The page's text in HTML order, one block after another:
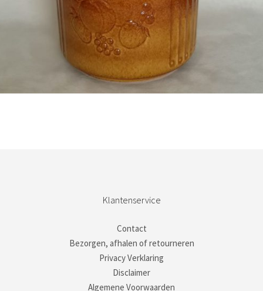
Klantenservice
Contact
Bezorgen, afhalen of retourneren
Privacy Verklaring
Disclaimer
Algemene Voorwaarden